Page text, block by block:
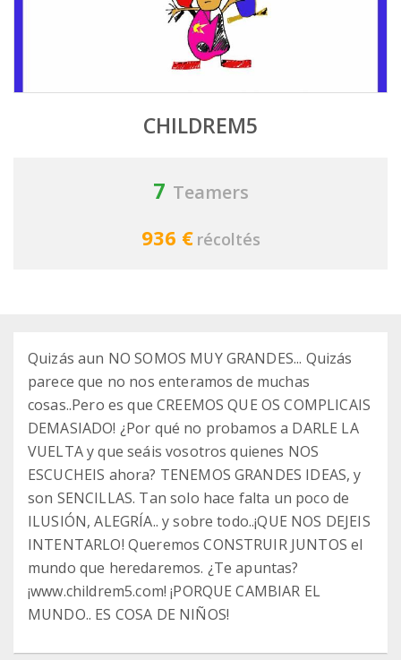
CHILDREM5
7 Teamers
936 € récoltés
Quizás aun NO SOMOS MUY GRANDES... Quizás
parece que no nos enteramos de muchas
cosas..Pero es que CREEMOS QUE OS COMPLICAIS
DEMASIADO! ¿Por qué no probamos a DARLE LA
VUELTA y que seáis vosotros quienes NOS
ESCUCHEIS ahora? TENEMOS GRANDES IDEAS, y
son SENCILLAS. Tan solo hace falta un poco de
ILUSIÓN, ALEGRÍA.. y sobre todo..¡QUE NOS DEJEIS
INTENTARLO! Queremos CONSTRUIR JUNTOS el
mundo que heredaremos. ¿Te apuntas?
¡www.childrem5.com! ¡PORQUE CAMBIAR EL
MUNDO.. ES COSA DE NIÑOS!